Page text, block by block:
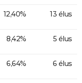
12,40% 13 élus
8,42% 5 élus
6,64% 6 élus